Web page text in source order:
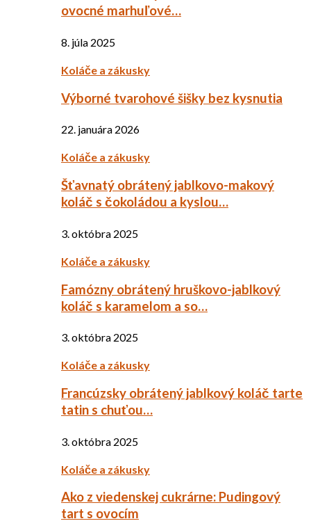
ovocné marhuľové…
8. júla 2025
Koláče a zákusky
Výborné tvarohové šišky bez kysnutia
22. januára 2026
Koláče a zákusky
Šťavnatý obrátený jablkovo-makový
koláč s čokoládou a kyslou…
3. októbra 2025
Koláče a zákusky
Famózny obrátený hruškovo-jablkový
koláč s karamelom a so…
3. októbra 2025
Koláče a zákusky
Francúzsky obrátený jablkový koláč tarte
tatin s chuťou…
3. októbra 2025
Koláče a zákusky
Ako z viedenskej cukrárne: Pudingový
tart s ovocím